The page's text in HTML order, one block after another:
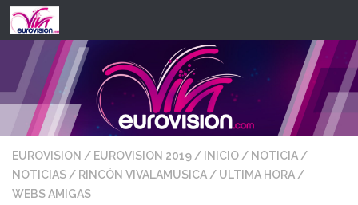
Saltar al contenido
EUROVISION / EUROVISION 2019/ INICIO/ NOTICIA/
NOTICIAS/ RINCÓN VIVALAMUSICA/ ULTIMA HORA/
WEBS AMIGAS